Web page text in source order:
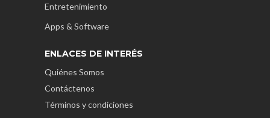
Entretenimiento
Apps & Software
ENLACES DE INTERÉS
Quiénes Somos
Contáctenos
Términos y condiciones